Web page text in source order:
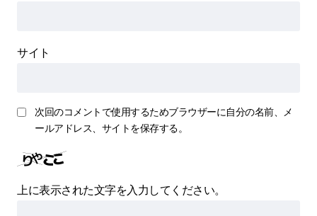
サイト
次回のコメントで使用するためブラウザーに自分の名前、メ
ールアドレス、サイトを保存する。
上に表示された文字を入力してください。